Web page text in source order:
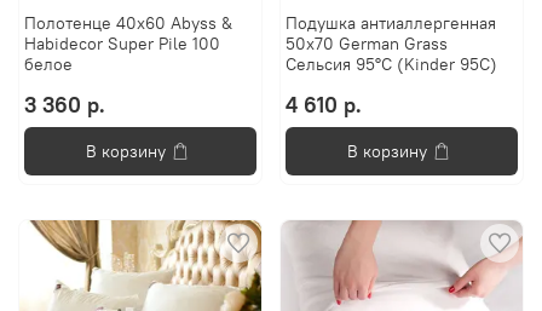
Полотенце 40x60 Abyss &
Habidecor Super Pile 100
белое
3 360 р.
В корзину
Подушка антиаллергенная
50х70 German Grass
Сельсия 95°C (Kinder 95C)
4 610 р.
В корзину